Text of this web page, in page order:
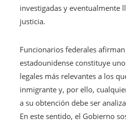
investigadas y eventualmente
justicia.
Funcionarios federales
estadounidense constituye
legales más relevantes a los
inmigrante y, por ello,
a su obtención debe ser
En este sentido, el Gobierno